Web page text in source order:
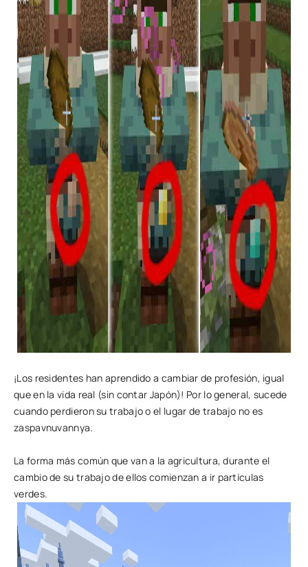
¡Los residentes han aprendido a cambiar de profesión, igual
que en la vida real (sin contar Japón)! Por lo general, sucede
cuando perdieron su trabajo o el lugar de trabajo no es
zaspavnuvannya.
La forma más común que van a la agricultura, durante el
cambio de su trabajo de ellos comienzan a ir partículas
verdes.